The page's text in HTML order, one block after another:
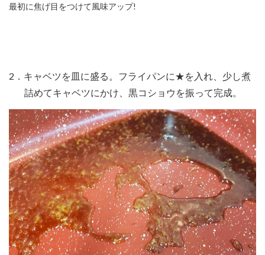
最初に焦げ目をつけて風味アップ!
2．キャベツを皿に盛る。フライパンに★を入れ、少し煮
詰めてキャベツにかけ、黒コショウを振って完成。